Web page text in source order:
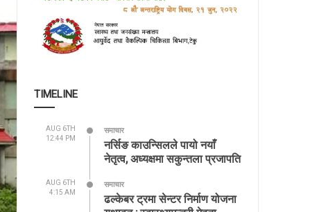
TIMELINE
AUG 6TH
12:44 PM
समाचार
नर्सिङ काउन्सिलले पायो नयाँ
नेतृत्व, अध्यक्षमा सकुन्तला प्रजापति
AUG 6TH
4:15 AM
समाचार
ढल्केबर ट्रमा सेन्टर निर्माण योजना